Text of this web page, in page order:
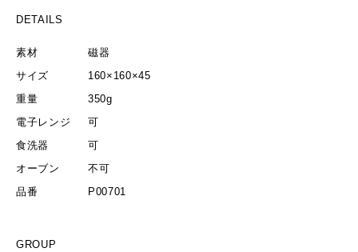
DETAILS
素材
磁器
サイズ
160×160×45
重量
350g
電子レンジ
可
食洗器
可
オーブン
不可
品番
P00701
GROUP